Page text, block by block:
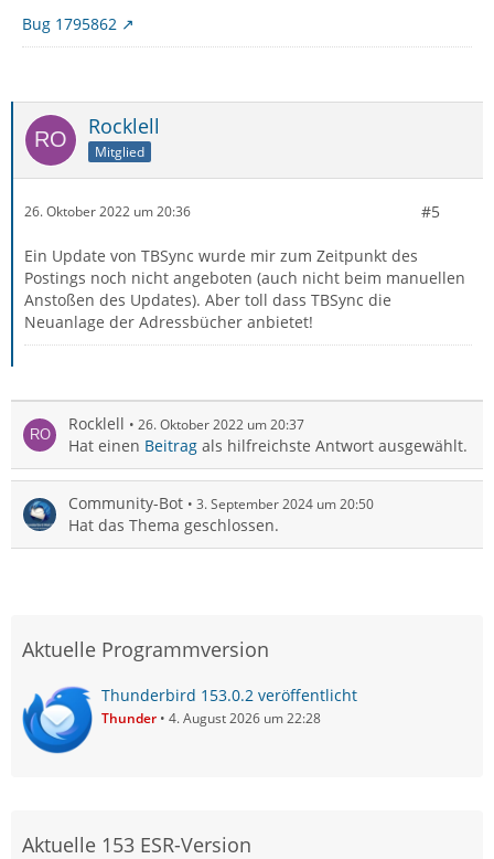
Bug 1795862
Rocklell
Mitglied
26. Oktober 2022 um 20:36 #5
Ein Update von TBSync wurde mir zum Zeitpunkt des
Postings noch nicht angeboten (auch nicht beim manuellen
Anstoßen des Updates). Aber toll dass TBSync die
Neuanlage der Adressbücher anbietet!
Rocklell 26. Oktober 2022 um 20:37
Hat einen Beitrag als hilfreichste Antwort ausgewählt.
Community-Bot 3. September 2024 um 20:50
Hat das Thema geschlossen.
Aktuelle Programmversion
Thunderbird 153.0.2 veröffentlicht
Thunder 4. August 2026 um 22:28
Aktuelle 153 ESR-Version